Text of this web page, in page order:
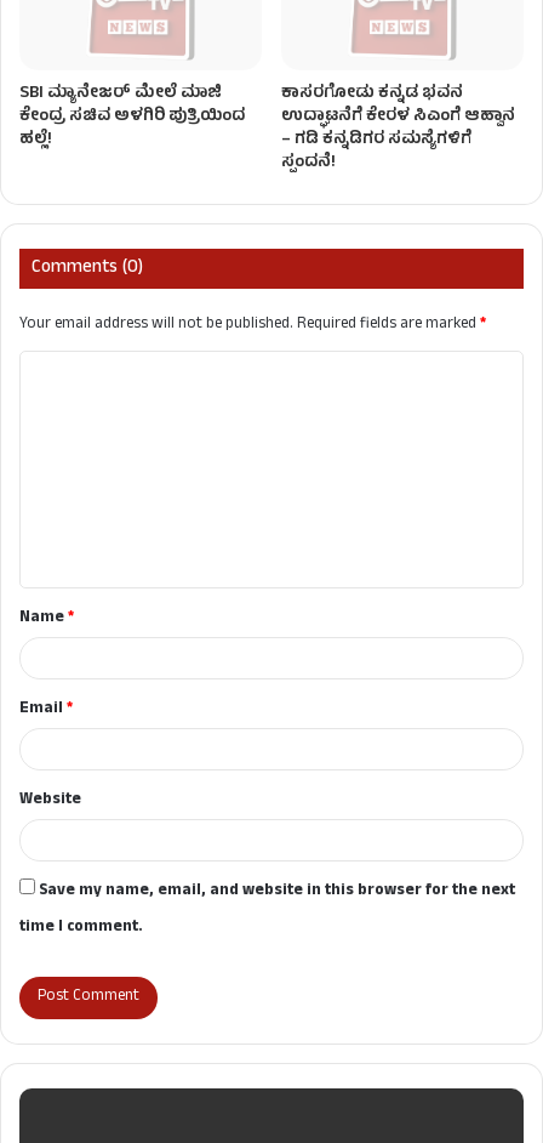
SBI ಮ್ಯಾನೇಜರ್‌ ಮೇಲೆ ಮಾಜಿ
ಕೇಂದ್ರ ಸಚಿವ ಅಳಗಿರಿ ಪುತ್ರಿಯಿಂದ
ಹಲ್ಲೆ!
ಕಾಸರಗೋಡು ಕನ್ನಡ ಭವನ
ಉದ್ಘಾಟನೆಗೆ ಕೇರಳ ಸಿಎಂಗೆ ಆಹ್ವಾನ
– ಗಡಿ ಕನ್ನಡಿಗರ ಸಮಸ್ಯೆಗಳಿಗೆ
ಸ್ಪಂದನೆ!
Comments (0)
Your email address will not be published.Required fields are marked*
t
*Name*
Email*
Website
Save my name, email, and website in this browser for the next
time I comment.